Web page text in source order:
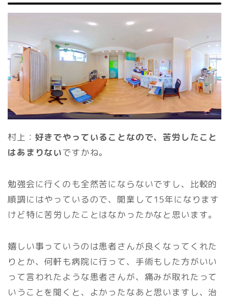
村上： 好きでやっていることなので、苦労したこと
はあまりないですかね。
勉強会に行くのも全然苦にならないですし、比較的
順調にはやっているので、開業して15年になります
けど特に苦労したことはなかったかなと思います。
嬉しい事っていうのは患者さんが良くなってくれた
りとか、何軒も病院に行って、手術もした方がいい
って言われたような患者さんが、痛みが取れたって
いうことを聞くと、よかったなあと思いますし、治